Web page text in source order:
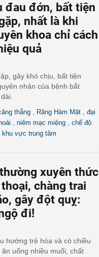
đau đớn, bất tiện
nhất là khi
khoa chỉ cách
quả
gây khó chịu, bất tiện
nhân của bệnh bắt
thẳng Răng Hàm Mặt
đại
niêm mạc miệng
chế độ
khu vực trung tâm
xuyên thức
chàng trai
gây đột quỵ:
đi!
hướng trẻ hóa và có chiều
uống nhiều muối, chất